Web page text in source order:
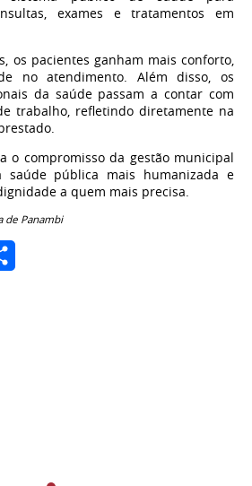
exames e tratamentos em
os pacientes ganham mais conforto,
no atendimento. Além disso, os
da saúde passam a contar com
trabalho, refletindo diretamente na
o compromisso da gestão municipal
pública mais humanizada e
a quem mais precisa.
de Panambi